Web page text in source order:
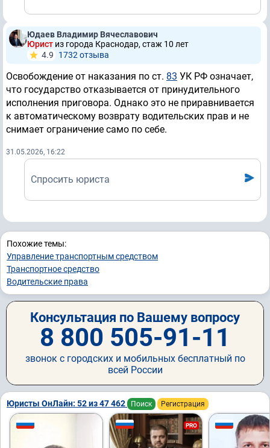
Юдаев Владимир Вячеславович
Юрист из города Краснодар, стаж 10 лет
4.9
1732 отзывa
Освобождение от наказания по ст. 83 УК РФ означает,
что государство отказывается от принудительного
исполнения приговора. Однако это не приравнивается
к автоматическому возврату водительских прав и не
снимает ограничение само по себе.
31.05.2026, 16:22
Спросить юриста
Похожие темы:
Управление транспортным средством
Транспортное средство
Водительские права
Консультация по Вашему вопросу
8 800 505-91-11
звонок с городских и мобильных бесплатный по
всей России
Юристы ОнЛайн: 52 из 47 462 Поиск Регистрация
PRO